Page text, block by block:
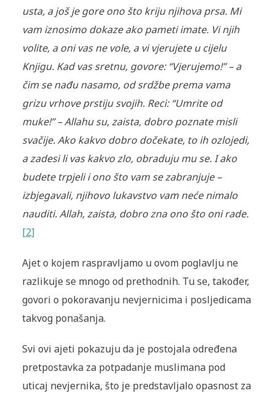
usta, a još je gore ono što kriju njihova prsa. Mi
vam iznosimo dokaze ako pameti imate. Vi njih
volite, a oni vas ne vole, a vi vjerujete u cijelu
Knjigu. Kad vas sretnu, govore: “Vjerujemo!” – a
čim se nađu nasamo, od srdžbe prema vama
grizu vrhove prstiju svojih. Reci: “Umrite od
muke!” – Allahu su, zaista, dobro poznate misli
svačije. Ako kakvo dobro dočekate, to ih ozlojedi,
a zadesi li vas kakvo zlo, obraduju mu se. I ako
budete trpjeli i ono što vam se zabranjuje –
izbjegavali, njihovo lukavstvo vam neće nimalo
nauditi. Allah, zaista, dobro zna ono što oni rade.
[2]
Ajet o kojem raspravljamo u ovom poglavlju ne
razlikuje se mnogo od prethodnih. Tu se, također,
govori o pokoravanju nevjernicima i posljedicama
takvog ponašanja.
Svi ovi ajeti pokazuju da je postojala određena
pretpostavka za potpadanje muslimana pod
uticaj nevjernika, što je predstavljalo opasnost za